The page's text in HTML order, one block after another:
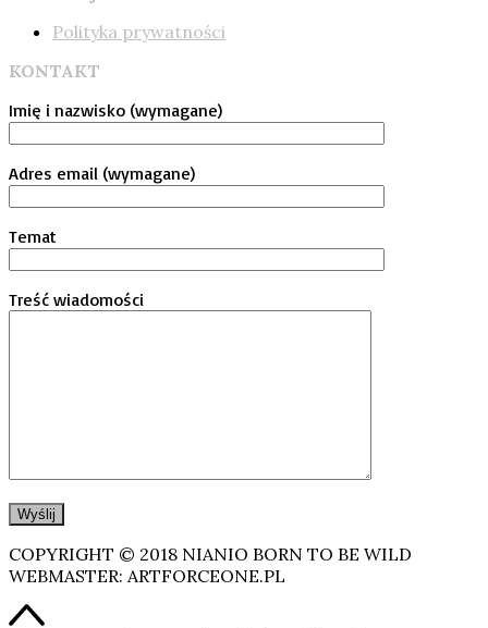
Polityka prywatności
KONTAKT
Imię i nazwisko (wymagane)
Adres email (wymagane)
Temat
Treść wiadomości
COPYRIGHT © 2018 NIANIO BORN TO BE WILD
WEBMASTER: ARTFORCEONE.PL